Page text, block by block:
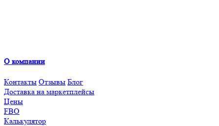
О компании
Контакты Отзывы Блог
Доставка на маркетплейсы
Цены
FBO
Калькулятор